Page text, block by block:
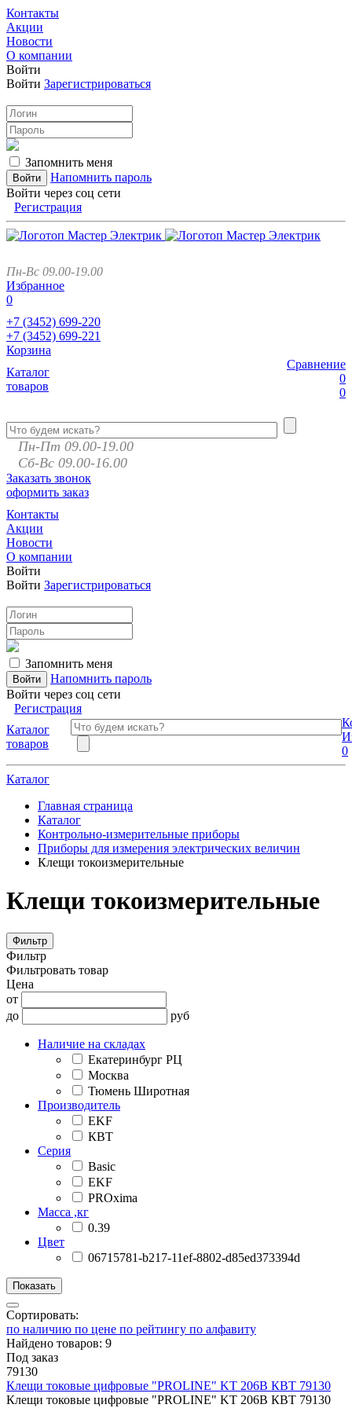
Контакты
Акции
Новости
О компании
Войти
Войти Зарегистрироваться
Запомнить меня
Напомнить пароль
Войти через соц сети
Регистрация
Пн-Вс 09.00-19.00
Избранное
0
+7 (3452) 699-220
+7 (3452) 699-221
Корзина
Сравнение
0
0
Каталог
товаров
Пн-Пт 09.00-19.00
Сб-Вс 09.00-16.00
Заказать звонок
оформить заказ
Контакты
Акции
Новости
О компании
Войти
Войти Зарегистрироваться
Запомнить меня
Напомнить пароль
Войти через соц сети
Регистрация
Каталог
товаров
0
Каталог
Главная страница
Каталог
Контрольно-измерительные приборы
Приборы для измерения электрических величин
Клещи токоизмерительные
Клещи токоизмерительные
Фильтр
Фильтр
Фильтровать товар
Цена
от
до
руб
Наличие на складах
Екатеринбург РЦ
Москва
Тюмень Широтная
Производитель
EKF
КВТ
Серия
Basic
EKF
PROxima
Масса ,кг
0.39
Цвет
06715781-b217-11ef-8802-d85ed373394d
Сортировать:
по наличию по цене по рейтингу по алфавиту
Найдено товаров: 9
Под заказ
79130
Клещи токовые цифровые "PROLINE" KT 206B КВТ 79130
Клещи токовые цифровые "PROLINE" KT 206B КВТ 79130